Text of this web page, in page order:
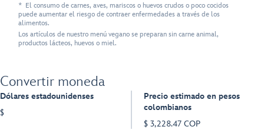
* El consumo de carnes, aves, mariscos o huevos crudos o poco cocidos
puede aumentar el riesgo de contraer enfermedades a través de los
alimentos.
Los artículos de nuestro menú vegano se preparan sin carne animal,
productos lácteos, huevos o miel.
Convertir moneda
Dólares estadounidenses
$
Precio estimado en pesos
colombianos
$ 3,228.47 COP